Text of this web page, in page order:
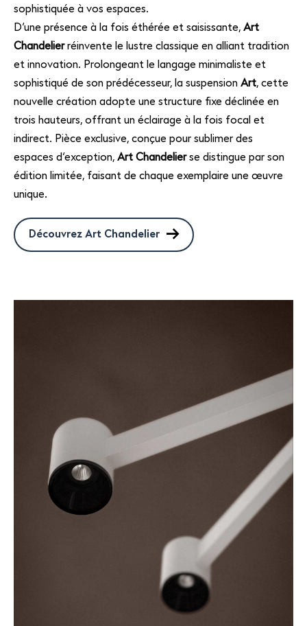
sophistiquée à vos espaces.
D’une présence à la fois éthérée et saisissante,Art
Chandelierréinvente le lustre classique en alliant tradition
et innovation. Prolongeant le langage minimaliste et
sophistiqué de son prédécesseur, la suspensionArt, cette
nouvelle création adopte une structure fixe déclinée en
trois hauteurs, offrant un éclairage à la fois focal et
indirect. Pièce exclusive, conçue pour sublimer des
espaces d’exception,Art Chandelierse distingue par son
édition limitée, faisant de chaque exemplaire une œuvre
unique.
Découvrez Art Chandelier